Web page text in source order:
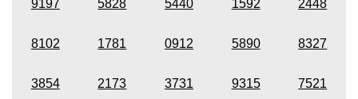
9197 5828 5440 1592 2448
8102 1781 0912 5890 8327
3854 2173 3731 9315 7521